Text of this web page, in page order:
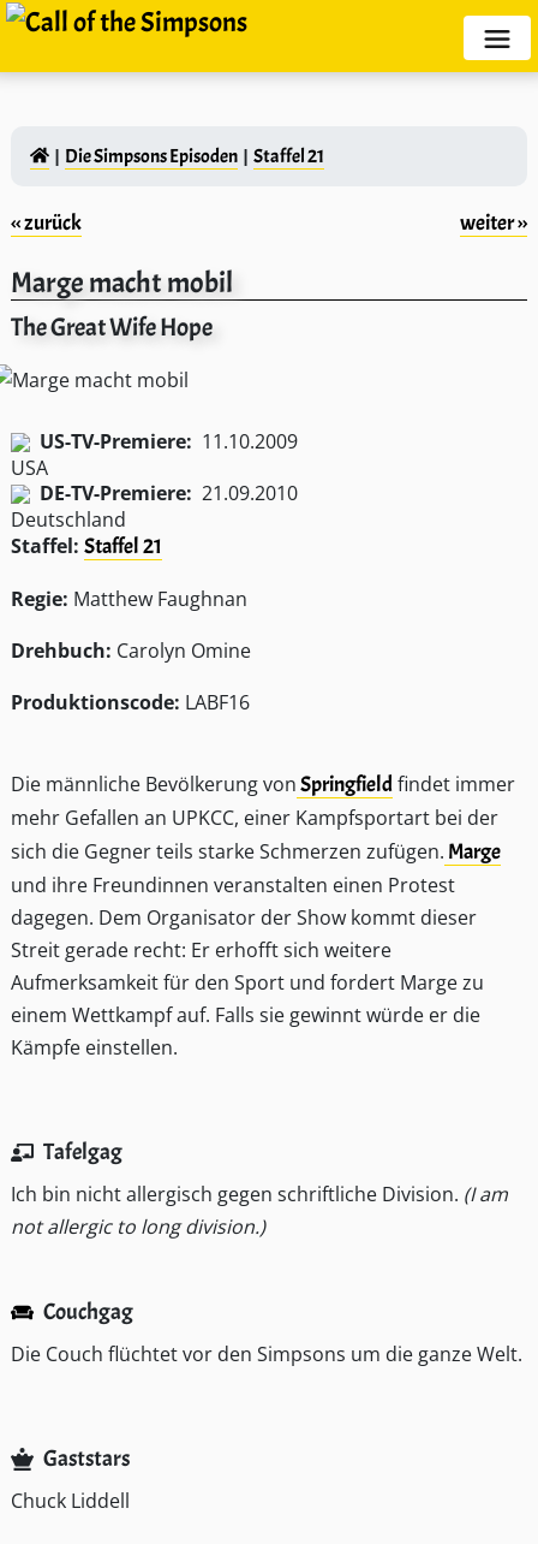
Die Simpsons Episoden Staffel 21
‹‹ zurück weiter ››
Marge macht mobil
The Great Wife Hope
US-TV-Premiere: 11.10.2009
DE-TV-Premiere: 21.09.2010
Staffel: Staffel 21
Regie: Matthew Faughnan
Drehbuch: Carolyn Omine
Produktionscode: LABF16
Die männliche Bevölkerung vonSpringfieldfindet immer
mehr Gefallen an UPKCC, einer Kampfsportart bei der
sich die Gegner teils starke Schmerzen zufügen. Marge
und ihre Freundinnen veranstalten einen Protest
dagegen. Dem Organisator der Show kommt dieser
Streit gerade recht: Er erhofft sich weitere
Aufmerksamkeit für den Sport und fordert Marge zu
einem Wettkampf auf. Falls sie gewinnt würde er die
Kämpfe einstellen.
Tafelgag
Ich bin nicht allergisch gegen schriftliche Division. (I am
not allergic to long division.)
Couchgag
Die Couch flüchtet vor den Simpsons um die ganze Welt.
Gaststars
Chuck Liddell